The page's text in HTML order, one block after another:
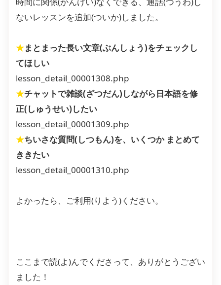
ないレッスンを追加(ついか)しました。
★まとまった長い文章(ぶんしょう)をチェックし
てほしい
lesson_detail_00001308.php
★チャットで雑談(ざつだん)しながら日本語を修
正(しゅうせい)したい
lesson_detail_00001309.php
★ちいさな質問(しつもん)を、いくつか まとめて
ききたい
lesson_detail_00001310.php
よかったら、ご利用(りよう)ください。
ここまで読(よ)んでくださって、ありがとうござい
ました！